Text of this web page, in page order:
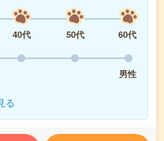
40代 50代
60代
男性
る